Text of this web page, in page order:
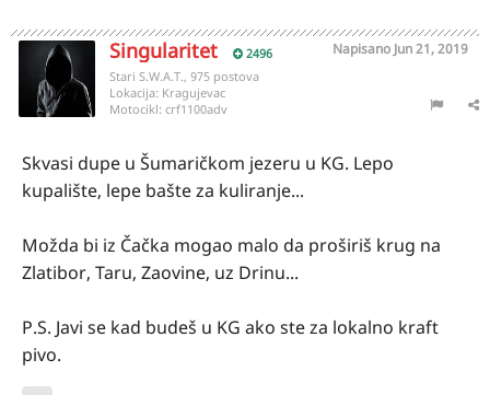
Singularitet 2496 Napisano Jun 21, 2019
Stari S.W.A.T., 975 postova
Lokacija: Kragujevac
Motocikl: crf1100adv
Skvasi dupe u Šumaričkom jezeru u KG. Lepo
kupalište, lepe bašte za kuliranje...
Možda bi iz Čačka mogao malo da proširiš krug na
Zlatibor, Taru, Zaovine, uz Drinu...
P.S. Javi se kad budeš u KG ako ste za lokalno kraft
pivo.